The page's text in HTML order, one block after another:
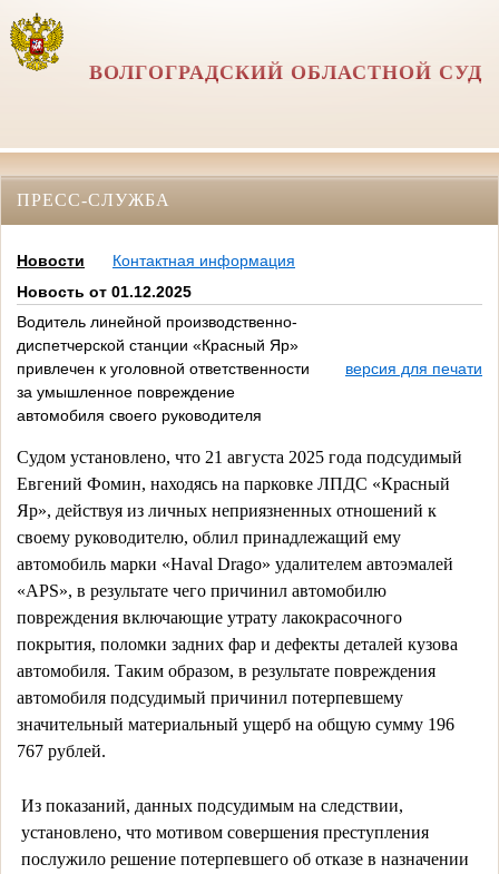
ВОЛГОГРАДСКИЙ ОБЛАСТНОЙ СУД
ПРЕСС-СЛУЖБА
Новости
Контактная информация
Новость от 01.12.2025
Водитель линейной производственно-
диспетчерской станции «Красный Яр»
привлечен к уголовной ответственности
за умышленное повреждение
автомобиля своего руководителя
версия для печати
Судом установлено, что 21 августа 2025 года подсудимый
Евгений Фомин, находясь на парковке ЛПДС «Красный
Яр», действуя из личных неприязненных отношений к
своему руководителю, облил принадлежащий ему
автомобиль марки «Haval Drago» удалителем автоэмалей
«APS», в результате чего причинил автомобилю
повреждения включающие утрату лакокрасочного
покрытия, поломки задних фар и дефекты деталей кузова
автомобиля. Таким образом, в результате повреждения
автомобиля подсудимый причинил потерпевшему
значительный материальный ущерб на общую сумму 196
767 рублей.
Из показаний, данных подсудимым на следствии,
установлено, что мотивом совершения преступления
послужило решение потерпевшего об отказе в назначении